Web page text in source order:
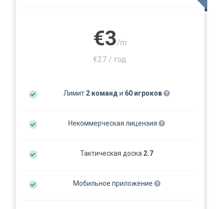
€3/m
€27 / год
Лимит 2 команди 60 игроков
Некоммерческая лицензия
Тактическая доска 2.7
Мобильное приложение